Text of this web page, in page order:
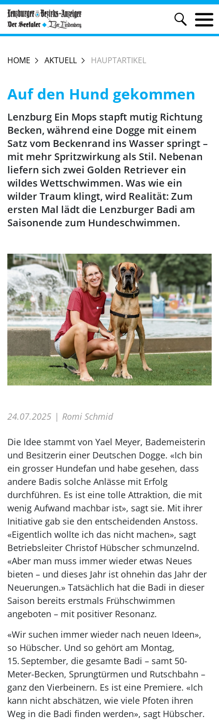
HOME AKTUELL HAUPTARTIKEL
Auf den Hund gekommen
Lenzburg Ein Mops stapft mutig Richtung
Becken, während eine Dogge mit einem
Satz vom Beckenrand ins Wasser springt –
mit mehr Spritzwirkung als Stil. Nebenan
liefern sich zwei Golden Retriever ein
wildes Wettschwimmen. Was wie ein
wilder Traum klingt, wird Realität: Zum
ersten Mal lädt die Lenzburger Badi am
Saisonende zum Hundeschwimmen.
24.07.2025 Romi Schmid
Die Idee stammt von Yael Meyer, Bademeisterin
und Besitzerin einer Deutschen Dogge. «Ich bin
ein grosser Hundefan und habe gesehen, dass
andere Badis solche Anlässe mit Erfolg
durchführen. Es ist eine tolle Attraktion, die mit
wenig Aufwand machbar ist», sagt sie. Mit ihrer
Initiative gab sie den entscheidenden Anstoss.
«Eigentlich wollte ich das nicht machen», sagt
Betriebsleiter Christof Hübscher schmunzelnd.
«Aber man muss immer wieder etwas Neues
bieten – und dieses Jahr ist ohnehin das Jahr der
Neuerungen.» Tatsächlich hat die Badi in dieser
Saison bereits erstmals Frühschwimmen
angeboten – mit positiver Resonanz.
«Wir suchen immer wieder nach neuen Ideen»,
so Hübscher. Und so gehört am Montag,
15. September, die gesamte Badi – samt 50-
Meter-Becken, Sprungtürmen und Rutschbahn –
ganz den Vierbeinern. Es ist eine Premiere. «Ich
kann nicht abschätzen, wie viele Pfoten ihren
Weg in die Badi finden werden», sagt Hübscher.